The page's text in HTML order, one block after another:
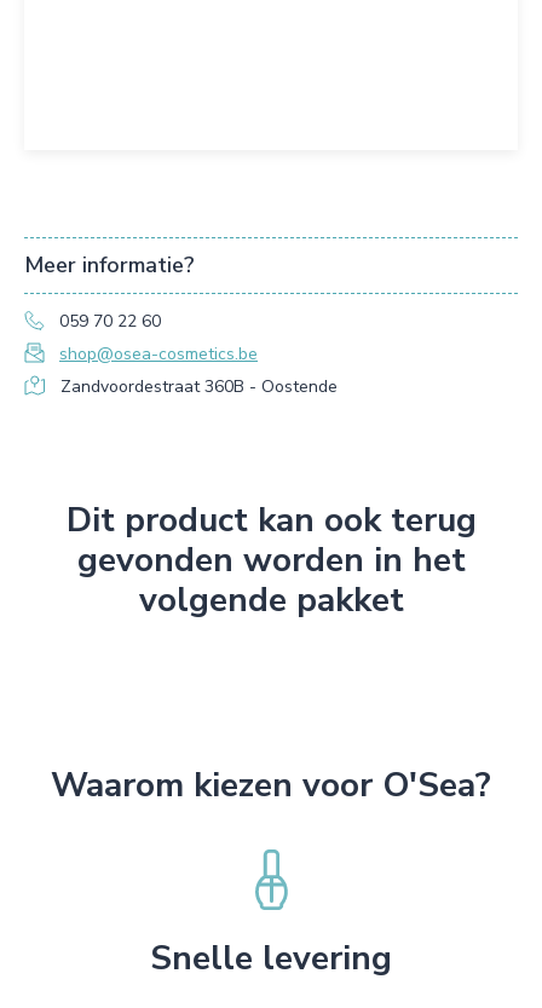
Meer informatie?
059 70 22 60
shop@osea-cosmetics.be
Zandvoordestraat 360B - Oostende
Dit product kan ook terug
gevonden worden in het
volgende pakket
Waarom kiezen voor O'Sea?
Snelle levering